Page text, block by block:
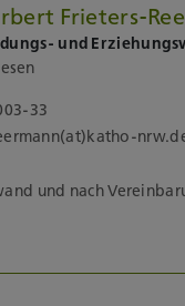
Frieters-
und
33
und nach